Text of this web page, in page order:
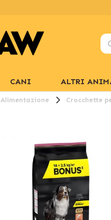
CANI ALTRI
Alimentazione Crocchette